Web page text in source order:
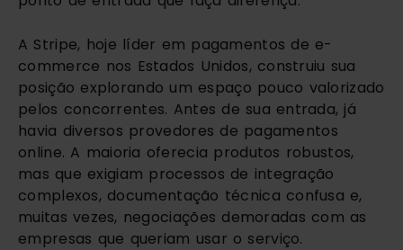
A Stripe, hoje líder em pagamentos de e-
commerce nos Estados Unidos, construiu sua
posição explorando um espaço pouco valorizado
pelos concorrentes. Antes de sua entrada, já
havia diversos provedores de pagamentos
online. A maioria oferecia produtos robustos,
mas que exigiam processos de integração
complexos, documentação técnica confusa e,
muitas vezes, negociações demoradas com as
empresas que queriam usar o serviço.